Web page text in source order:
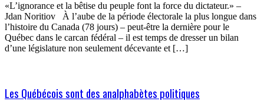
«L’ignorance et la bêtise du peuple font la force du dictateur.» –
Jdan Noritiov À l’aube de la période électorale la plus longue dans
l’histoire du Canada (78 jours) – peut-être la dernière pour le
Québec dans le carcan fédéral – il est temps de dresser un bilan
d’une législature non seulement décevante et […]
Les Québécois sont des analphabètes politiques